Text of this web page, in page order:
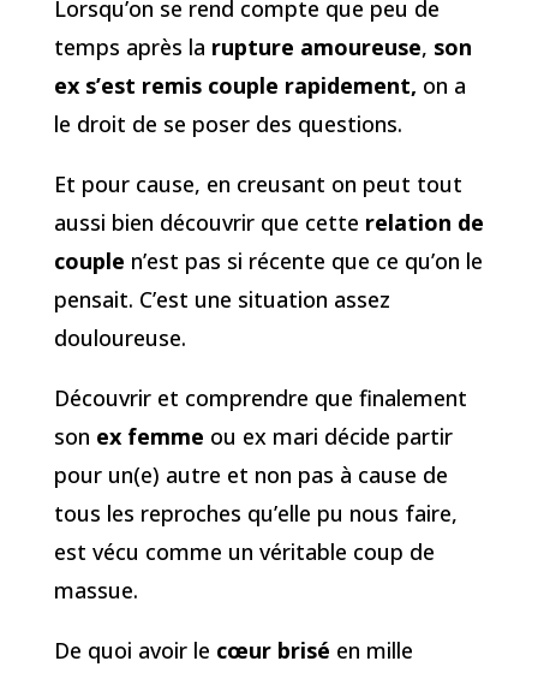
Lorsqu’on se rend compte que peu de
temps après la rupture amoureuse, son
ex s’est remis couple rapidement, on a
le droit de se poser des questions.
Et pour cause, en creusant on peut tout
aussi bien découvrir que cette relation de
couple n’est pas si récente que ce qu’on le
pensait. C’est une situation assez
douloureuse.
Découvrir et comprendre que finalement
son ex femme ou ex mari décide partir
pour un(e) autre et non pas à cause de
tous les reproches qu’elle pu nous faire,
est vécu comme un véritable coup de
massue.
De quoi avoir le cœur brisé en mille